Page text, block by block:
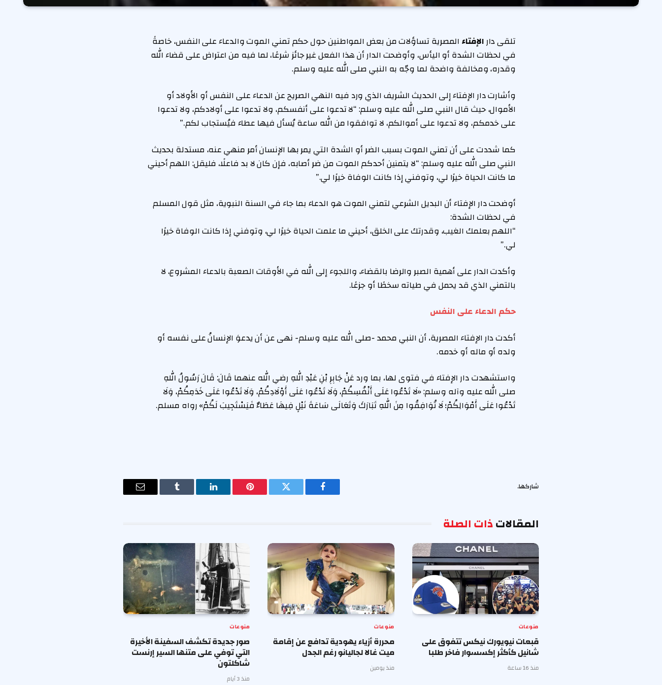
تلقى دارالإفتاء المصرية تساؤلات من بعض المواطنين حول حكم تمني الموت والدعاء على النفس، خاصةً
في لحظات الشدة أو اليأس، وأوضحت الدار أن هذا الفعل غير جائز شرعًا، لما فيه من اعتراض على قضاء الله
وقدره، ومخالفة واضحة لما وجّه به النبي صلى الله عليه وسلم.
وأشارت دار الإفتاء إلى الحديث الشريف الذي ورد فيه النهي الصريح عن الدعاء على النفس أو الأولاد أو
الأموال، حيث قال النبي صلى الله عليه وسلم: “لا تدعوا على أنفسكم، ولا تدعوا على أولادكم، ولا تدعوا
على خدمكم، ولا تدعوا على أموالكم، لا توافقوا من الله ساعة يُسأل فيها عطاء فيُستجاب لكم.”
كما شددت على أن تمني الموت بسبب الضر أو الشدة التي يمر بها الإنسان أمر منهي عنه، مستدلة بحديث
النبي صلى الله عليه وسلم: “لا يتمنين أحدكم الموت من ضر أصابه، فإن كان لا بد فاعلًا، فليقل: اللهم أحيني
ما كانت الحياة خيرًا لي، وتوفني إذا كانت الوفاة خيرًا لي.”
أوضحت دار الإفتاء أن البديل الشرعي لتمني الموت هو الدعاء بما جاء في السنة النبوية، مثل قول المسلم
في لحظات الشدة:
“اللهم بعلمك الغيب، وقدرتك على الخلق، أحيني ما علمت الحياة خيرًا لي، وتوفني إذا كانت الوفاة خيرًا
لي.”
وأكدت الدار على أهمية الصبر والرضا بالقضاء، واللجوء إلى الله في الأوقات الصعبة بالدعاء المشروع، لا
بالتمني الذي قد يحمل في طياته سخطًا أو جزعًا.
حكم الدعاء على النفس
أكدت دار الإفتاء المصرية، أن النبي محمد -صلى الله عليه وسلم- نهى عن أن يدعوَ الإنسانُ على نفسه أو
ولده أو ماله أو خدمه.
واستشهدت دار الإفتاء في فتوى لها، بما ورد عَنْ جَابِرِ بْنِ عَبْدِ اللهِ رضي الله عنهما قَالَ: قَالَ رَسُولُ اللهِ
صلى الله عليه وآله وسلم: «لَا تَدْعُوا عَلَى أَنْفُسِكُمْ، وَلَا تَدْعُوا عَلَى أَوْلَادِكُمْ، وَلَا تَدْعُوا عَلَى خَدَمِكُمْ، وَلَا
تَدْعُوا عَلَى أَمْوَالِكُمْ؛ لَا تُوَافِقُوا مِنَ اللهِ تَبَارَكَ وَتَعَالَى سَاعَةَ نَيْلٍ فِيهَا عَطَاءٌ فَيَسْتَجِيبَ لَكُمْ» رواه مسلم.
شاركها.
فيسبوك تويتر بينتيريستلينكدإن Tumblr
البريد
المقالاتذات الصلة
منوعات
قبعات نيويورك نيكس تتفوق على
شانيل كأكثر إكسسوار فاخر طلبا
منذ 16 ساعة
منوعات
محررة أزياء يهودية تدافع عن إقامة
ميت غالا لجاليانو رغم الجدل
منذ يومين
منوعات
صور جديدة تكشف السفينة الأخيرة
التي توفي على متنها السير إرنست
شاكلتون
منذ 3 أيام